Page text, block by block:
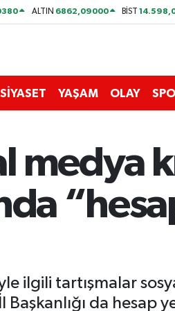
ALTIN 6862,09000 BİST
SİYASET YAŞAM OLAY
medya
ilgili tartışmalar
Başkanlığı da